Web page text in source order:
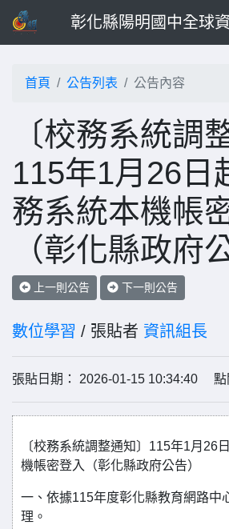
彰化縣陽明國中全球
首頁 公告列表 公告內容
〔校務系統調
115年1月26日
務系統本機帳
（彰化縣政府
上一則公告 下一則公告
數位學習 / 張貼者 資訊組長
張貼日期： 2026-01-15 10:34:40 點
〔校務系統調整通知〕115年1月26
機帳密登入（彰化縣政府公告）
一、依據115年度彰化縣教育網路中
理。